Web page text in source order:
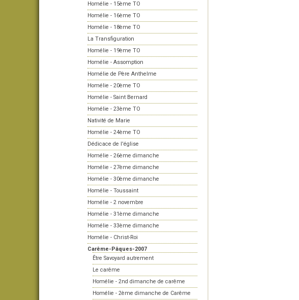
Homélie - 15ème TO
Homélie - 16ème TO
Homélie - 18ème TO
La Transfiguration
Homélie - 19ème TO
Homélie - Assomption
Homélie de Père Anthelme
Homélie - 20ème TO
Homélie - Saint Bernard
Homélie - 23ème TO
Nativité de Marie
Homélie - 24ème TO
Dédicace de l'église
Homélie - 26ème dimanche
Homélie - 27ème dimanche
Homélie - 30ème dimanche
Homélie - Toussaint
Homélie - 2 novembre
Homélie - 31ème dimanche
Homélie - 33ème dimanche
Homélie - Christ-Roi
Carême-Pâques-2007
Être Savoyard autrement
Le carême
Homélie - 2nd dimanche de carême
Homélie - 2ème dimanche de Carême